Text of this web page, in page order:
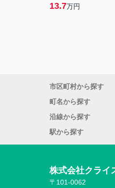
13.7万円
市区町村から探す
町名から探す
沿線から探す
駅から探す
株式会社クライ
〒101-0062